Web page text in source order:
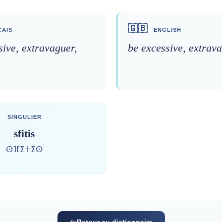
extravaguer,
🇬🇧 ENGLISH
be excessive,
SINGULIER
sfitis
ⵙⴼⵉⵜⵉⵙ